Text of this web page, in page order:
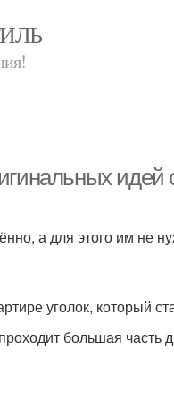
а для этого им не
уголок, который
большая часть